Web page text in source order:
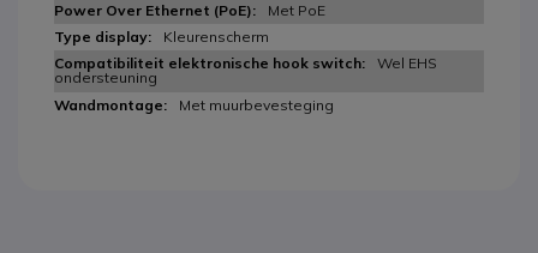
Met PoE
Kleurenscherm
Wel EHS
ondersteuning
Met muurbevesteging